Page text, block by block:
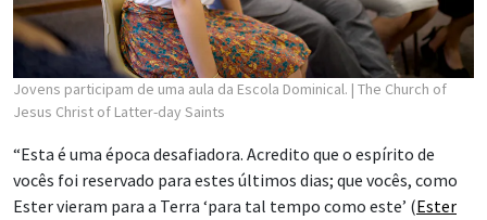
Jovens participam de uma aula da Escola Dominical. | The Church of
Jesus Christ of Latter-day Saints
“Esta é uma época desafiadora. Acredito que o espírito de
vocês foi reservado para estes últimos dias; que vocês, como
Ester vieram para a Terra ‘para tal tempo como este’ (Ester